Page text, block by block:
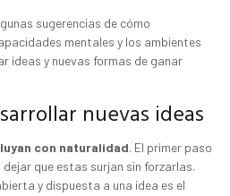
sugerencias de cómo
mentales y los ambientes
ideas y nuevas formas de ganar
nuevas ideas
con naturalidad. El primer paso
que estas surjan sin forzarlas.
y dispuesta a una idea es el